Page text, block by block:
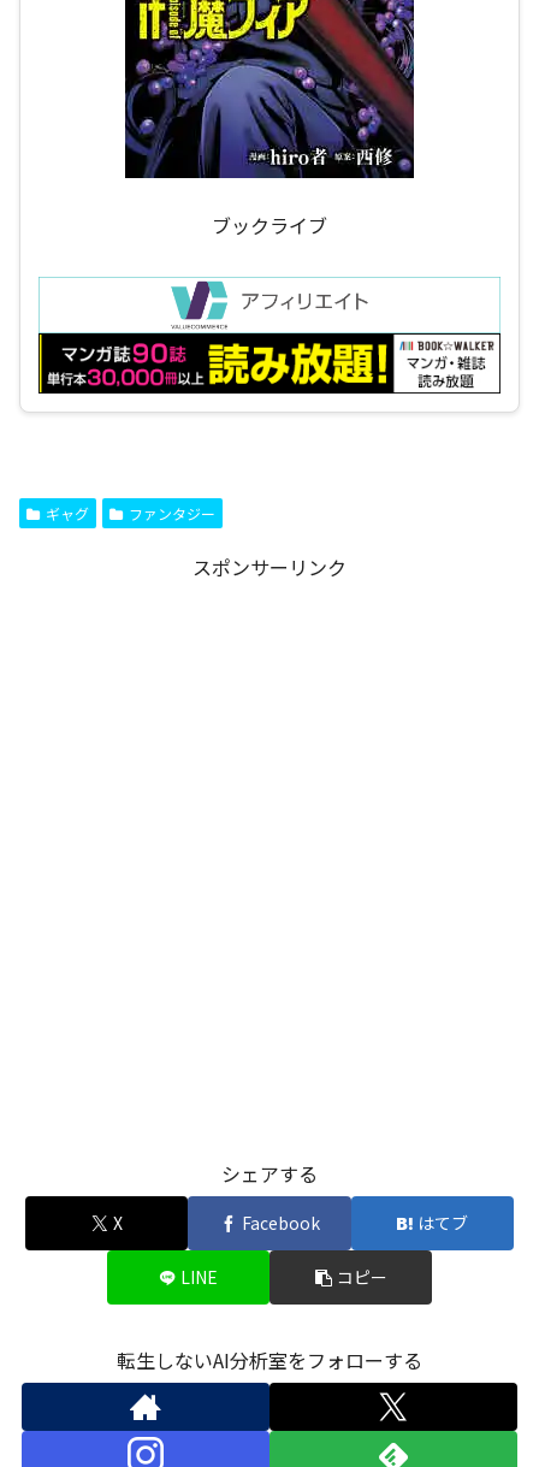
ブックライブ
ギャグ ファンタジー
スポンサーリンク
シェアする
X Facebook はてブ
LINE コピー
転生しないAI分析室をフォローする